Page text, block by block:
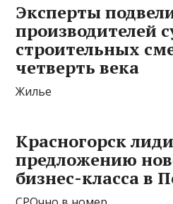
Эксперты
производителей
строительных
четверть века
Жилье
Красногорск
предложению
бизнес-класса в